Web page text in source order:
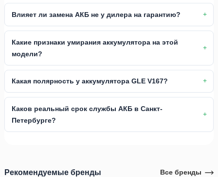
Влияет ли замена АКБ не у дилера на гарантию?
Какие признаки умирания аккумулятора на этой
модели?
Какая полярность у аккумулятора GLE V167?
Каков реальный срок службы АКБ в Санкт-
Петербурге?
Рекомендуемые бренды Все бренды